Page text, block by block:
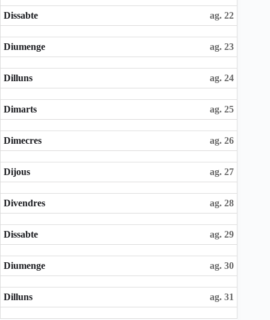
Dissabte ag. 22
Diumenge ag. 23
Dilluns ag. 24
Dimarts ag. 25
Dimecres ag. 26
Dijous ag. 27
Divendres ag. 28
Dissabte ag. 29
Diumenge ag. 30
Dilluns ag. 31